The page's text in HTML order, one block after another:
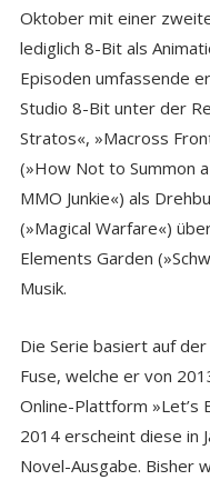
Oktober mit einer
lediglich 8-Bit als
Episoden umfassende
Studio 8-Bit unter der
Stratos«, »Macross
(»How Not to Summon
MMO Junkie«) als
(»Magical Warfare«)
Elements Garden
Musik.
Die Serie basiert auf
Fuse, welche er von
Online-Plattform »Let’s
2014 erscheint diese in
Novel-Ausgabe. Bisher